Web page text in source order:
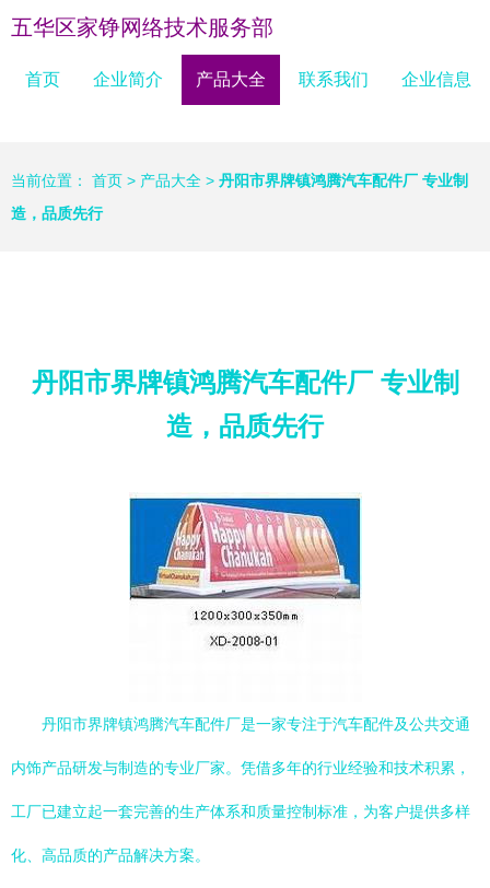
五华区家铮网络技术服务部
首页 企业简介 产品大全 联系我们 企业信息
当前位置： 首页 > 产品大全 > 丹阳市界牌镇鸿腾汽车配件厂 专业制
造，品质先行
丹阳市界牌镇鸿腾汽车配件厂 专业制
造，品质先行
丹阳市界牌镇鸿腾汽车配件厂是一家专注于汽车配件及公共交通
内饰产品研发与制造的专业厂家。凭借多年的行业经验和技术积累，
工厂已建立起一套完善的生产体系和质量控制标准，为客户提供多样
化、高品质的产品解决方案。